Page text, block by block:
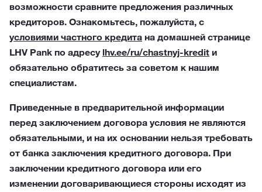
возможности сравните предложения различных
кредиторов. Ознакомьтесь, пожалуйста, с
условиями частного кредита на домашней странице
LHV Pank по адресу lhv.ee/ru/chastnyj-kredit и
обязательно обратитесь за советом к нашим
специалистам.
Приведенные в предварительной информации
перед заключением договора условия не являются
обязательными, и на их основании нельзя требовать
от банка заключения кредитного договора. При
заключении кредитного договора или его
изменении договаривающиеся стороны исходят из